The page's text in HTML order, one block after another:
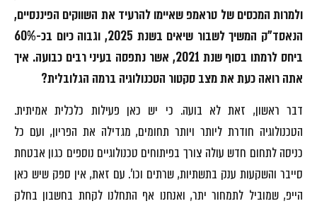
ולמרות המכסים של טראמפ שאיימו להרעיד את השווקים הפיננסיים,
הנאסד"ק המשיך לשבור שיאים בשנת 2025, וגבוה כיום בכ-60%
ביחס לרמתו בסוף שנת 2021, אשר נתפסה בעיני רבים כבועה. איך
אתה רואה כעת את מצב סקטור הטכנולוגיה ברמה הגלובלית?
דבר ראשון, זאת לא בועה. כי יש כאן פעילות כלכלית אמיתית.
הטכנולוגיה חודרת ליותר ויותר תחומים, מגדילה את הפריון, ועם כל
כניסה לתחום חדש עולה צורך בפיתוחים טכנולוגיים נוספים כגון אבטחת
סייבר והשקעות ענק בתשתיות, שרתים וכו'. עם זאת, אין ספק שיש כאן
הייפ, שמוביל לתמחור יתר, ואנחנו אף התחלנו לקחת בחשבון בחלק